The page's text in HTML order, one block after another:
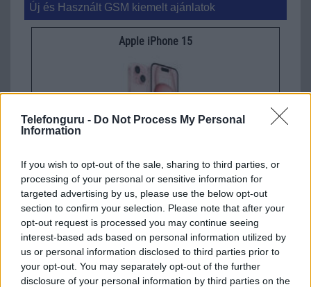
Telefonguru - Do Not Process My Personal
Information
If you wish to opt-out of the sale, sharing to third parties, or
processing of your personal or sensitive information for
targeted advertising by us, please use the below opt-out
section to confirm your selection. Please note that after your
opt-out request is processed you may continue seeing
interest-based ads based on personal information utilized by
us or personal information disclosed to third parties prior to
your opt-out. You may separately opt-out of the further
disclosure of your personal information by third parties on the
Új és Használt GSM kiemelt ajánlatok
Apple iPhone 15
Euro Gsm
269.000 Ft (új)
Apple Watch Ultra 3